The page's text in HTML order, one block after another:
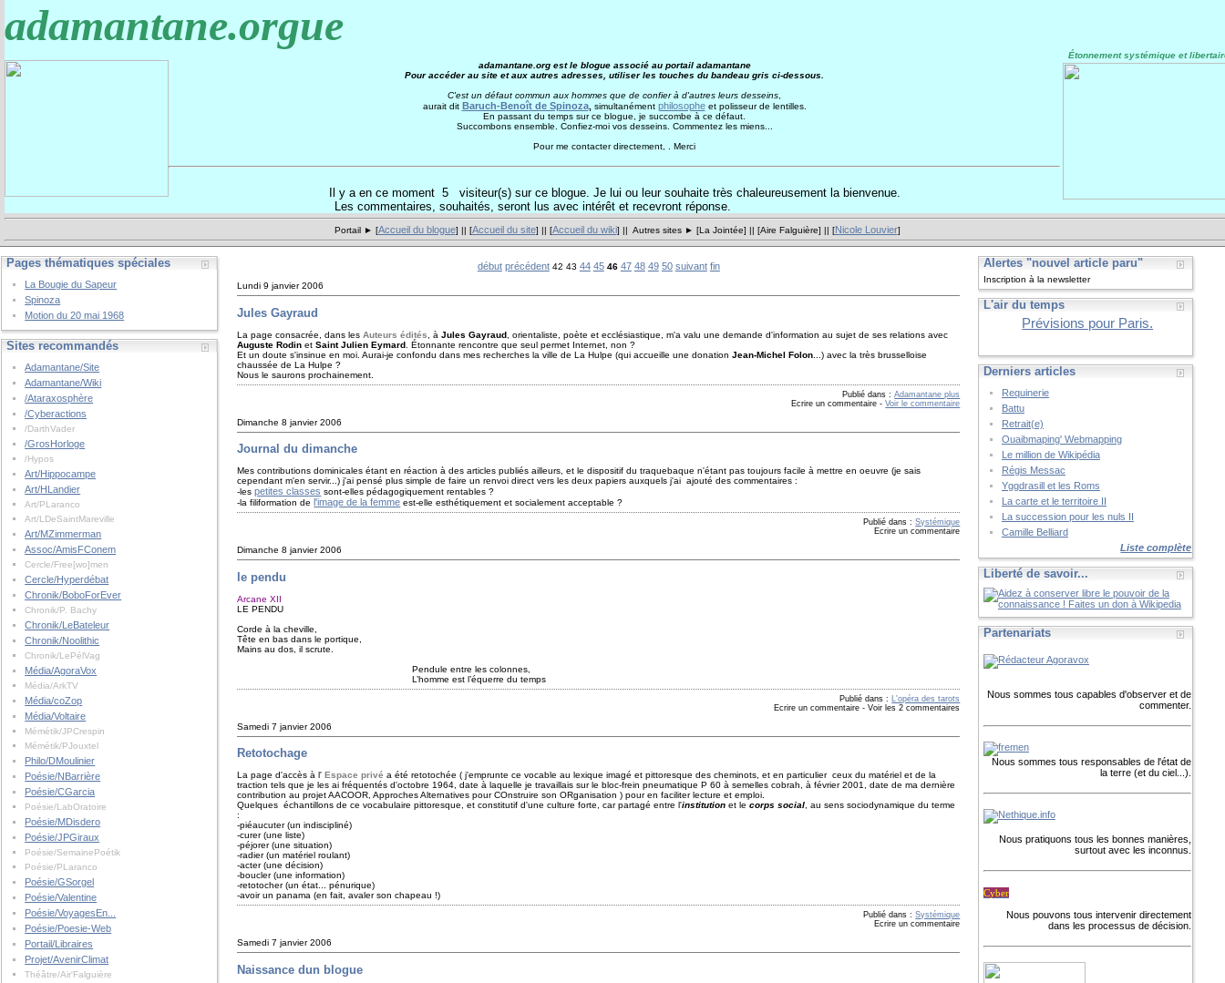
adamantane.orgue
Étonnement systémique et
adamantane.org est le blogue associé au portail adamantane
Pour accéder au site et aux autres adresses, utiliser les touches du bandeau gris ci-dessous.
C'est un défaut commun aux hommes que de confier à d'autres leurs desseins
aurait dit Baruch-Benoît de Spinoza, simultanément philosopheet polisseur de lentilles.
En passant du temps sur ce blogue, je succombe à ce défaut.
Succombons ensemble. Confiez-moi vos desseins. Commentez les miens...
Pour me contacter directement, . Merci
Il y a en ce moment 5
visiteur(s) sur ce blogue. Je lui ou leur souhaite très chaleureusement la bienvenue.
Les commentaires, souhaités, seront lus avec intérêt et recevront réponse.
Portail ► [Accueil du blogue] || [Accueil du site] || [Accueil du wiki] || Autres sites ► [La Jointée] || [Aire Falguière] || [Nicole Louvier]
Pages thématiques spéciales
La Bougie du Sapeur
Spinoza
Motion du 20 mai 1968
Sites recommandés
Adamantane/Site
Adamantane/Wiki
/Ataraxosphère
/Cyberactions
/DarthVader
/GrosHorloge
/Hypos
Art/Hippocampe
Art/HLandier
Art/PLaranco
Art/LDeSaintMareville
Art/MZimmerman
Assoc/AmisFConem
Cercle/Free[wo]men
Cercle/Hyperdébat
Chronik/BoboForEver
Chronik/P. Bachy
Chronik/LeBateleur
Chronik/Noolithic
Chronik/LePélVag
Média/AgoraVox
Média/ArkTV
Média/coZop
Média/Voltaire
Mémétik/JPCrespin
Mémétik/PJouxtel
Philo/DMoulinier
Poésie/NBarrière
Poésie/CGarcia
Poésie/LabOratoire
Poésie/MDisdero
Poésie/JPGiraux
Poésie/SemainePoétik
Poésie/PLaranco
Poésie/GSorgel
Poésie/Valentine
Poésie/VoyagesEn...
Poésie/Poesie-Web
Portail/Libraires
Projet/AvenirClimat
Théâtre/Air'Falguière
début précédent42 43 44 45 46 47 48 49 50 suivant fin
Lundi 9 janvier 2006
Jules Gayraud
La page consacrée, dans lesAuteurs édités , àJules Gayraud , orientaliste, poète et ecclésiastique, m'a valu une demande d'information au sujet de ses relations avec
Auguste Rodin etSaint Julien Eymard . Étonnante rencontre que seul permet Internet, non ?
Et un doute s'insinue en moi. Aurai-je confondu dans mes recherches la ville de La Hulpe (qui accueille une donationJean-Michel Folon ...) avec la très brusselloise
chaussée de La Hulpe ?
Nous le saurons prochainement.
Publié dans :Adamantane plus
Ecrire un commentaire - Voir le commentaire
Dimanche 8 janvier 2006
Journal du dimanche
Mes contributions dominicales étant en réaction à des articles publiés ailleurs, et le dispositif du traquebaque n'étant pas toujours facile à mettre en oeuvre (je sais
cependant m'en servir...) j'ai pensé plus simple de faire un renvoi direct vers les deux papiers auxquels j'ai ajouté des commentaires :
-lespetites classes sont-elles pédagogiquement rentables ?
-la filiformation de l'image de la femme est-elle esthétiquement et socialement acceptable ?
Publié dans :Systémique
Ecrire un commentaire
Dimanche 8 janvier 2006
le pendu
Arcane XII
LE PENDU
Corde à la cheville,
Tête en bas dans le portique,
Mains au dos, il scrute.
Pendule entre les colonnes,
L’homme est l’équerre du temps
Publié dans :
L'opéra des tarots
Ecrire un commentaire - Voir les 2 commentaires
Samedi 7 janvier 2006
Retotochage
La page d'accès à l'Espace privé a été retotochée ( j'emprunte ce vocable au lexique imagé et pittoresque des cheminots, et en particulier ceux du matériel et de la
traction tels que je les ai fréquentés d'octobre 1964, date à laquelle je travaillais sur le bloc-frein pneumatique P 60 à semelles cobrah, à février 2001, date de ma dernière
contribution au projet AACOOR, Approches Alternatives pour COnstruire son ORganisation ) pour en faciliter lecture et emploi.
Quelques échantillons de ce vocabulaire pittoresque, et constitutif d'une culture forte, car partagé entre l'institution et lecorps social, au sens sociodynamique du terme
:
-piéaucuter (un indiscipliné)
-curer (une liste)
-péjorer (une situation)
-radier (un matériel roulant)
-acter (une décision)
-boucler (une information)
-retotocher (un état... pénurique)
-avoir un panama (en fait, avaler son chapeau !)
Publié dans :Systémique
Ecrire un commentaire
Samedi 7 janvier 2006
Naissance dun blogue
Alertes "nouvel article paru"
Inscription à la newsletter
L'air du temps
Prévisions pour Paris.
Derniers articles
Requinerie
Battu
Retrait(e)
Ouaibmaping' Webmapping
Le million de Wikipédia
Régis Messac
Yggdrasill et les Roms
La carte et le territoire II
La succession pour les nuls II
Camille Belliard
Liste complète
Liberté de savoir...
Partenariats
Nous sommes tous capables d'observer et de
commenter.
Nous sommes tous responsables de l'état de
la terre (et du ciel...).
Nous pratiquons tous les bonnes manières,
surtout avec les inconnus.
Cyber
Nous pouvons tous intervenir directement
dans les processus de décision.